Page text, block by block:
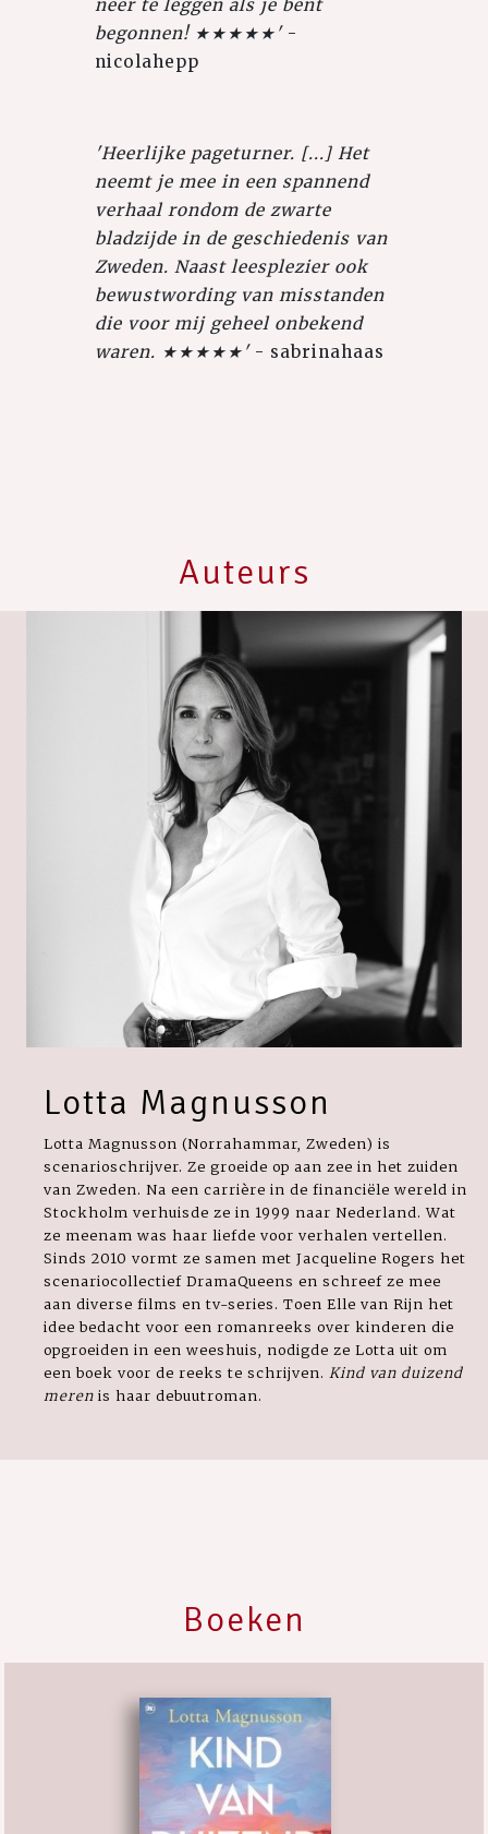
neer te leggen als je bent
begonnen! ★★★★★'-
nicolahepp
'Heerlijke pageturner. [...] Het
neemt je mee in een spannend
verhaal rondom de zwarte
bladzijde in de geschiedenis van
Zweden. Naast leesplezier ook
bewustwording van misstanden
die voor mij geheel onbekend
waren. ★★★★★'- sabrinahaas
Auteurs
Lotta Magnusson
Lotta Magnusson (Norrahammar, Zweden) is
scenarioschrijver. Ze groeide op aan zee in het zuiden
van Zweden. Na een carrière in de financiële wereld in
Stockholm verhuisde ze in 1999 naar Nederland. Wat
ze meenam was haar liefde voor verhalen vertellen.
Sinds 2010 vormt ze samen met Jacqueline Rogers het
scenariocollectief DramaQueens en schreef ze mee
aan diverse films en tv-series. Toen Elle van Rijn het
idee bedacht voor een romanreeks over kinderen die
opgroeiden in een weeshuis, nodigde ze Lotta uit om
een boek voor de reeks te schrijven. Kind van duizend
meren is haar debuutroman.
Boeken